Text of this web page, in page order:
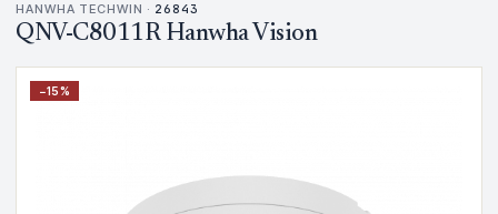
HANWHA TECHWIN · 26843
QNV-C8011R Hanwha Vision
−15%